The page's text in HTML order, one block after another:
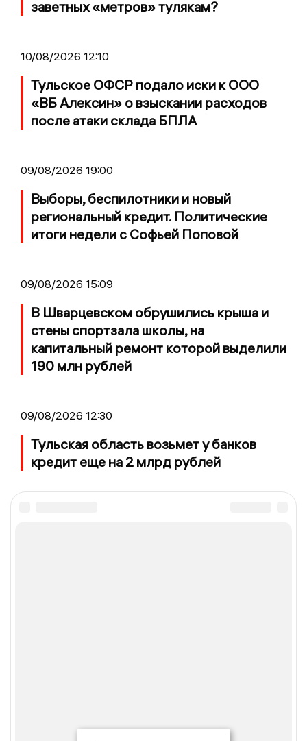
заветных «метров» тулякам?
10/08/2026 12:10
Тульское ОФСР подало иски к ООО
«ВБ Алексин» о взыскании расходов
после атаки склада БПЛА
09/08/2026 19:00
Выборы, беспилотники и новый
региональный кредит. Политические
итоги недели с Софьей Поповой
09/08/2026 15:09
В Шварцевском обрушились крыша и
стены спортзала школы, на
капитальный ремонт которой выделили
190 млн рублей
09/08/2026 12:30
Тульская область возьмет у банков
кредит еще на 2 млрд рублей